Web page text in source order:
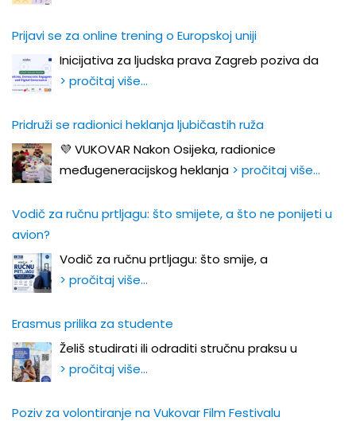
Prijavi se za online trening o Europskoj uniji
Inicijativa za ljudska prava Zagreb poziva da
> pročitaj više…
Pridruži se radionici heklanja ljubičastih ruža
💜 VUKOVAR Nakon Osijeka, radionice
međugeneracijskog heklanja > pročitaj više…
Vodič za ručnu prtljagu: što smijete, a što ne ponijeti u
avion?
Vodič za ručnu prtljagu: što smije, a
> pročitaj više…
Erasmus prilika za studente
Želiš studirati ili odraditi stručnu praksu u
> pročitaj više…
Poziv za volontiranje na Vukovar Film Festivalu